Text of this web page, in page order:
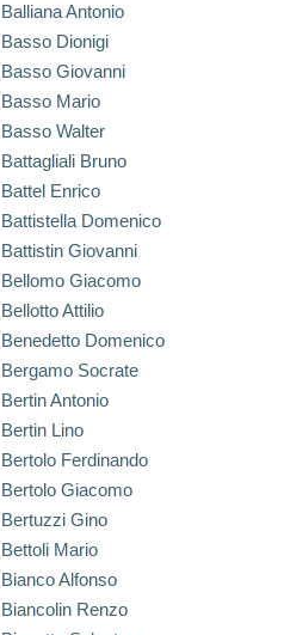
Balliana Antonio
Basso Dionigi
Basso Giovanni
Basso Mario
Basso Walter
Battagliali Bruno
Battel Enrico
Battistella Domenico
Battistin Giovanni
Bellomo Giacomo
Bellotto Attilio
Benedetto Domenico
Bergamo Socrate
Bertin Antonio
Bertin Lino
Bertolo Ferdinando
Bertolo Giacomo
Bertuzzi Gino
Bettoli Mario
Bianco Alfonso
Biancolin Renzo